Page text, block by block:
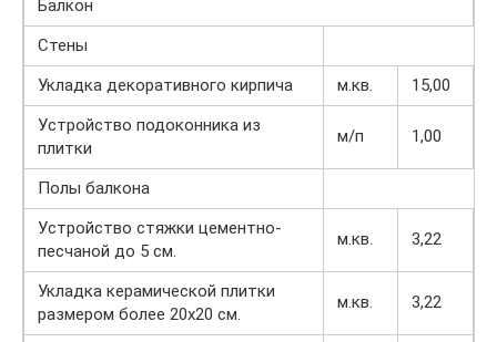
Балкон
Стены
Укладка декоративного кирпича
м.кв.
15,00
Устройство подоконника из
плитки
м/п 1,00
Полы балкона
Устройство стяжки цементно-
песчаной до 5 см.
м.кв. 3,22
Укладка керамической плитки
размером более 20х20 см.
м.кв. 3,22